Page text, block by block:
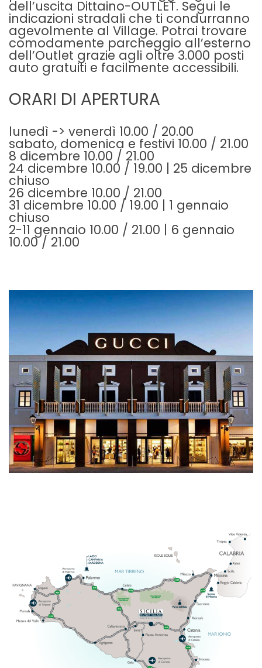
dell’uscita Dittaino-OUTLET. Segui le
indicazioni stradali che ti condurranno
agevolmente al Village. Potrai trovare
comodamente parcheggio all’esterno
dell’Outlet grazie agli oltre 3.000 posti
auto gratuiti e facilmente accessibili.
ORARI DI APERTURA
lunedì -> venerdì 10.00 / 20.00
sabato, domenica e festivi 10.00 / 21.00
8 dicembre 10.00 / 21.00
24 dicembre 10.00 / 19.00 | 25 dicembre
chiuso
26 dicembre 10.00 / 21.00
31 dicembre 10.00 / 19.00 | 1 gennaio
chiuso
2-11 gennaio 10.00 / 21.00 | 6 gennaio
10.00 / 21.00